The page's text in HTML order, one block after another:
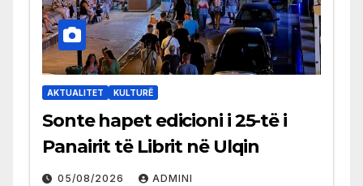
AKTUALITET KULTURË
Sonte hapet edicioni i 25-të i
Panairit të Librit në Ulqin
05/08/2026 ADMINI